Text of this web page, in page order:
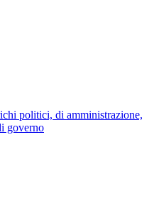
politici, di amministrazione,
governo